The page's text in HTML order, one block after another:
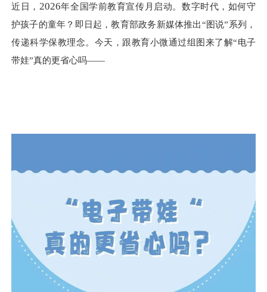
近日， 2026年全国学前教育宣传月启动。数字时代，如何守
护孩子的童年？即日起，教育部政务新媒体推出“图说”系列，
传递科学保教理念。今天，跟教育小微通过组图来了解“电子
带娃”真的更省心吗——